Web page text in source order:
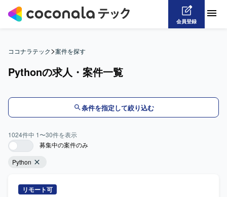
会員登録
ココナラテック>案件を探す
Pythonの求人・案件一覧
条件を指定して絞り込む
1024件中 1〜30件を表示
募集中の案件のみ
Python
リモート可